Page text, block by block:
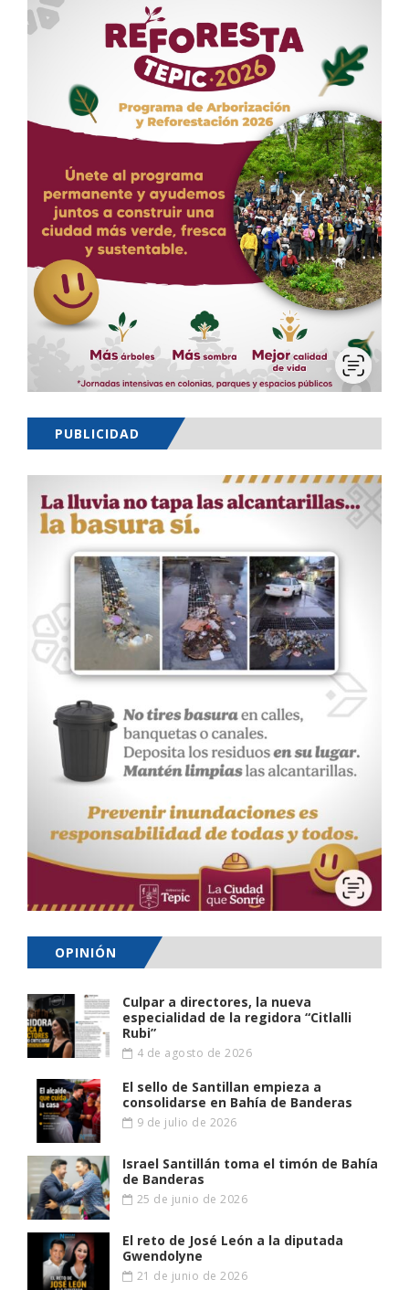
PUBLICIDAD
OPINIÓN
Culpar a directores, la nueva
especialidad de la regidora “Citlalli
Rubi”
4 de agosto de 2026
El sello de Santillan empieza a
consolidarse en Bahía de Banderas
9 de julio de 2026
Israel Santillán toma el timón de Bahía
de Banderas
25 de junio de 2026
El reto de José León a la diputada
Gwendolyne
21 de junio de 2026